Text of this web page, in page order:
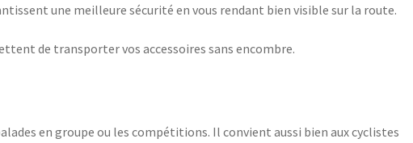
une meilleure sécurité en vous rendant bien visible sur la route.
de transporter vos accessoires sans encombre.
en groupe ou les compétitions. Il convient aussi bien aux cyclistes